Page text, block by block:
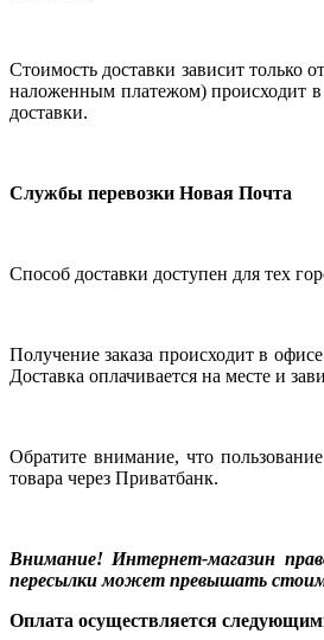
Стоимость доставки зависит только
наложенным платежом) происходит
доставки.
Службы перевозки Новая Почта
Способ доставки доступен для тех
Получение заказа происходит в
Доставка оплачивается на месте и
Обратите внимание, что
товара через Приватбанк.
Внимание! Интернет-магазин
пересылки может превышать
Оплата осуществляется